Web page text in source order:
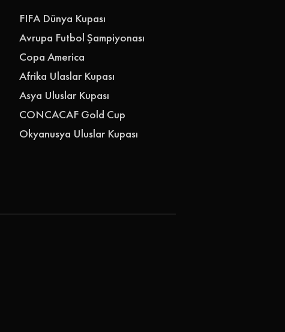
FIFA Dünya Kupası
Avrupa Futbol Şampiyonası
Copa America
Afrika Ulaslar Kupası
Asya Uluslar Kupası
CONCACAF Gold Cup
Okyanusya Uluslar Kupası